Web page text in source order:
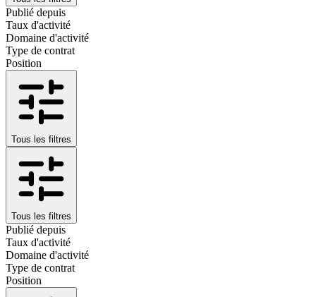
Publié depuis
Taux d'activité
Domaine d'activité
Type de contrat
Position
Tous les filtres
Tous les filtres
Publié depuis
Taux d'activité
Domaine d'activité
Type de contrat
Position